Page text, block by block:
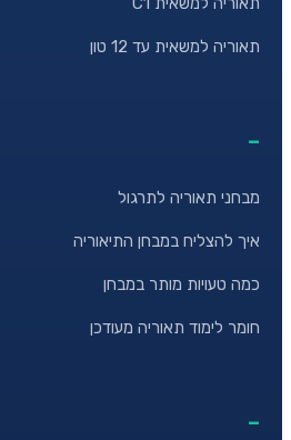
תאוריה למשאית עד 12 טון
מבחני תאוריה לתרגול
איך להצליח במבחן התיאוריה
כמה טעויות מותר במבחן
חומר לימוד תאוריה מעודכן